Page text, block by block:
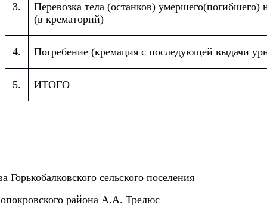
3.
Перевозка тела (останков) умершего(погибшего)
(в крематорий)
4. Погребение (кремация с последующей выдачи
5. ИТОГО
Горькобалковского сельского поселения
района А.А. Трелюс